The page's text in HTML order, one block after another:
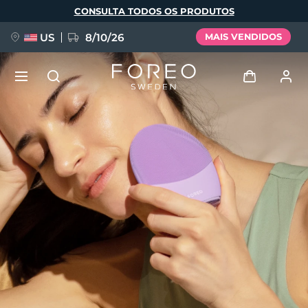
principal
CONSULTA TODOS OS PRODUTOS
US 8/10/26 MAIS VENDIDOS
Perfil de usuário
Meus aparelhos
Meus pedidos
Meus endereços
As minhas subscrições
NOVIDADE
FAQ™ Pure Beauty-Tech Elixir
BREAKING NEWS
issa™ Teeth Whitening Set
Idioma
English Deutsch
Español
Français
Italiano
Português
Svenska
Русский
Türkçe
简体中文 繁體中文